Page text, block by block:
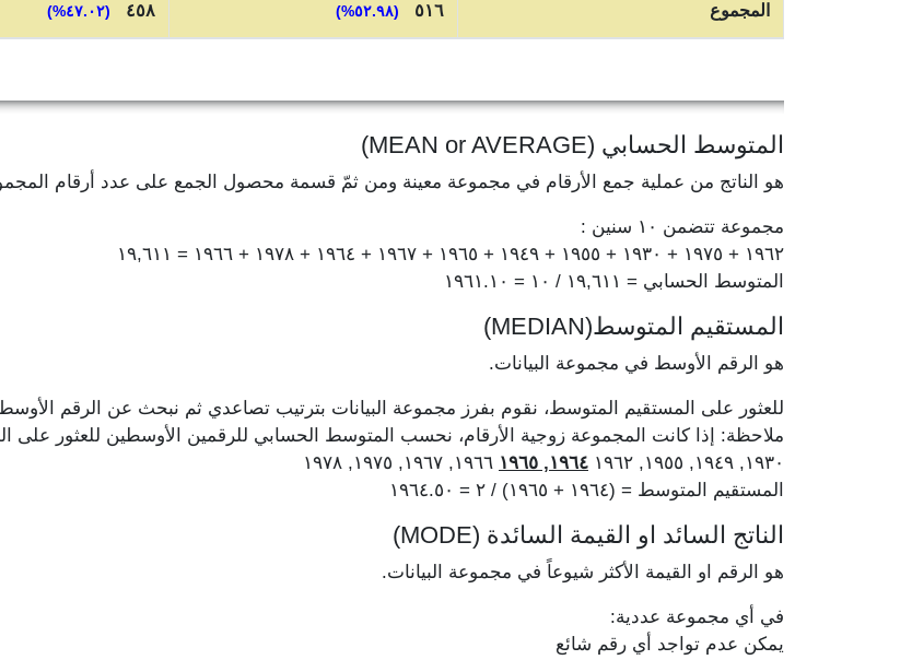
المجموع ٥١٦ (٥٢.٩٨%) ٤٥٨ (٤٧.٠٢%)
المتوسط الحسابي (MEAN or AVERAGE)
هو الناتج من عملية جمع الأرقام في مجموعة معينة ومن ثمّ قسمة محصول الجمع على عدد أرقام
مجموعة تتضمن ١٠ سنين :
١٩٦٢ + ١٩٧٥ + ١٩٣٠ + ١٩٥٥ + ١٩٤٩ + ١٩٦٥ + ١٩٦٧ + ١٩٦٤ + ١٩٧٨ + ١٩٦٦ = ١٩,٦١١
المتوسط الحسابي = ١٩,٦١١ / ١٠ = ١٩٦١.١٠
المستقيم المتوسط(MEDIAN)
هو الرقم الأوسط في مجموعة البيانات.
للعثور على المستقيم المتوسط، نقوم بفرز مجموعة البيانات بترتيب تصاعدي ثم نبحث عن الرقم
ملاحظة: إذا كانت المجموعة زوجية الأرقام، نحسب المتوسط الحسابي للرقمين الأوسطين للعثور على
١٩٣٠, ١٩٤٩, ١٩٥٥, ١٩٦٢
١٩٦٤, ١٩٦٥
المستقيم المتوسط = (١٩٦٤ + ١٩٦٥) / ٢ = ١٩٦٤.٥٠
الناتج السائد او القيمة السائدة (MODE)
هو الرقم او القيمة الأكثر شيوعاً في مجموعة البيانات.
في أي مجموعة عددية:
يمكن عدم تواجد أي رقم شائع